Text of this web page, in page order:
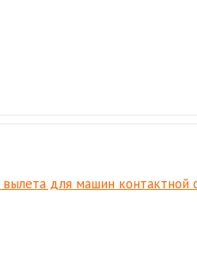
вылета для машин